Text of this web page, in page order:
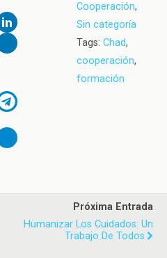
Cooperación,
Sin categoría
Tags: Chad,
cooperación,
formación
Próxima Entrada
Humanizar Los Cuidados: Un
Trabajo De Todos